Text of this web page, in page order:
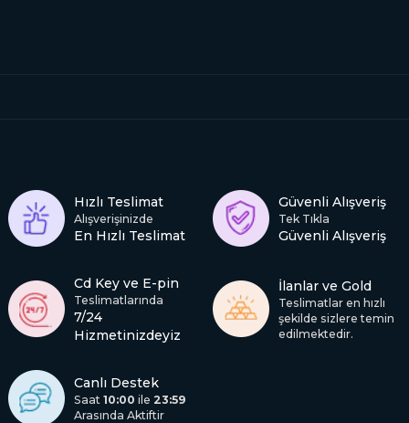
Hızlı Teslimat
Alışverişinizde
En Hızlı Teslimat
Güvenli Alışveriş
Tek Tıkla
Güvenli Alışveriş
Cd Key ve E-pin
Teslimatlarında
7/24
Hizmetinizdeyiz
İlanlar ve Gold
Teslimatlar en hızlı
şekilde sizlere temin
edilmektedir.
Canlı Destek
Saat 10:00 ile 23:59
Arasında Aktiftir